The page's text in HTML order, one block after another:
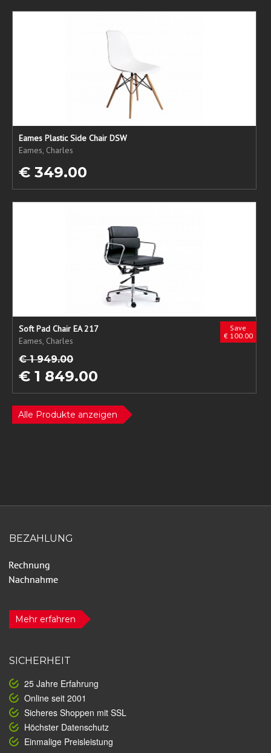
Eames Plastic Side Chair DSW
Eames, Charles
€ 349.00
Save
€ 100.00
Soft Pad Chair EA 217
Eames, Charles
€ 1 949.00
€ 1 849.00
Alle Produkte anzeigen
BEZAHLUNG
Mehr erfahren
SICHERHEIT
25 Jahre Erfahrung
Online seit 2001
Sicheres Shoppen mit SSL
Höchster Datenschutz
Einmalige Preisleistung